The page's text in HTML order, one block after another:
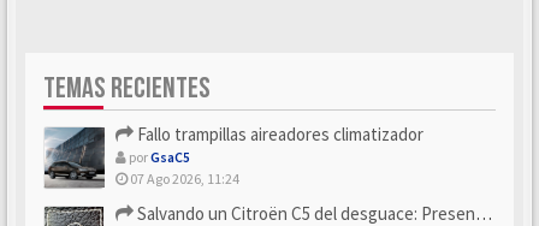
TEMAS RECIENTES
Fallo trampillas aireadores climatizador
porGsaC5
07 Ago 2026, 11:24
Salvando un Citroën C5 del desguace: Presentación y seguimiento